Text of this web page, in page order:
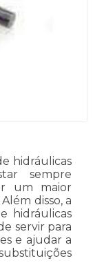
hidráulicas
sempre
um maior
disso, a
hidráulicas
servir para
e ajudar a